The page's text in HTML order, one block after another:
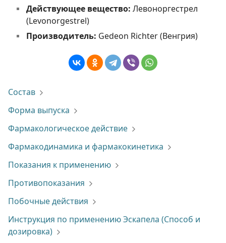
Действующее вещество: Левоноргестрел
(Levonorgestrel)
Производитель: Gedeon Richter (Венгрия)
Состав
Форма выпуска
Фармакологическое действие
Фармакодинамика и фармакокинетика
Показания к применению
Противопоказания
Побочные действия
Инструкция по применению Эскапела (Способ и
дозировка)